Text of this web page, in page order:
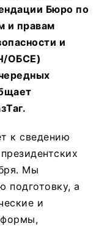
Бюро по
и правам
и
ОБСЕ)
к сведению
Мы
подготовку, а
и